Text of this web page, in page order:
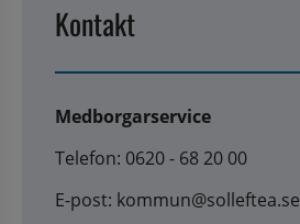
Kontakt
Medborgarservice
Telefon: 0620 - 68 20 00
E-post: kommun@solleftea.se